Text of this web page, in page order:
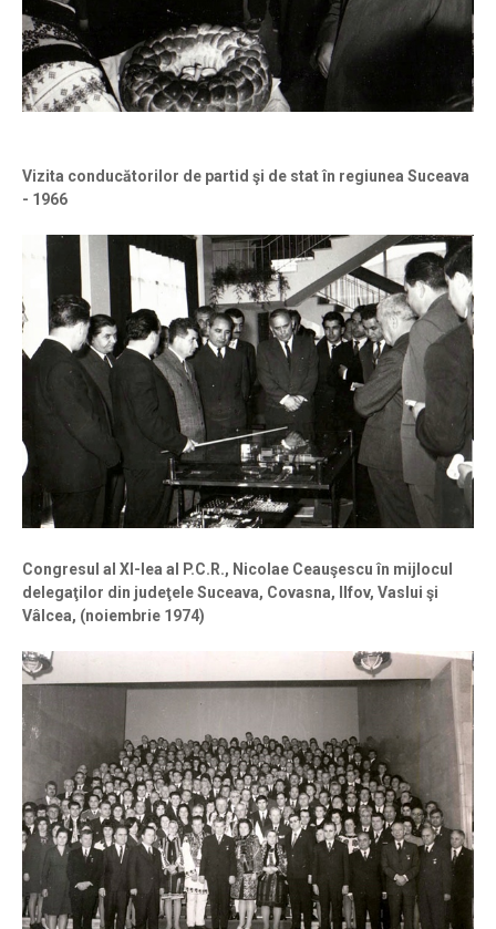
Vizita conducătorilor de partid şi de stat în regiunea Suceava
- 1966
Congresul al XI-lea al P.C.R., Nicolae Ceauşescu în mijlocul
delegaţilor din judeţele Suceava, Covasna, Ilfov, Vaslui şi
Vâlcea, (noiembrie 1974)